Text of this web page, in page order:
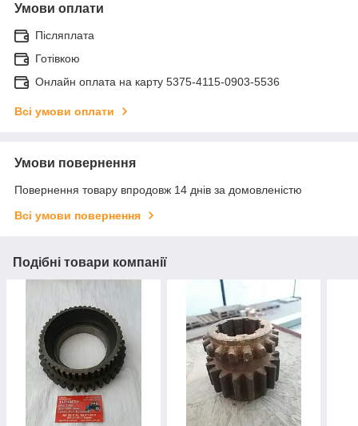
Умови оплати
Післяплата
Готівкою
Онлайн оплата на карту 5375-4115-0903-5536
Всі умови оплати
Умови повернення
Повернення товару впродовж 14 днів за домовленістю
Всі умови повернення
Подібні товари компанії